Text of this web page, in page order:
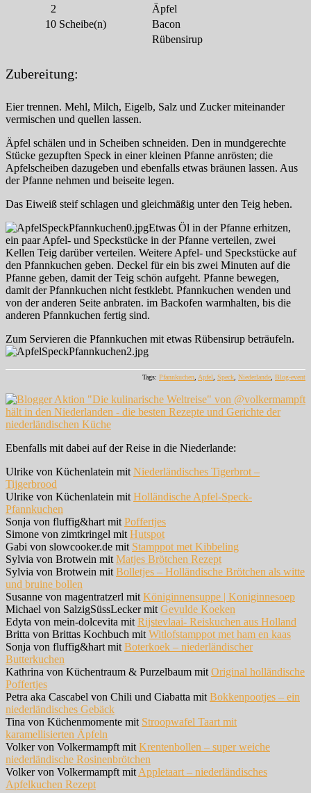
2
Äpfel
10 Scheibe(n)
Bacon
Rübensirup
Zubereitung:
Eier trennen. Mehl, Milch, Eigelb, Salz und Zucker miteinander
vermischen und quellen lassen.
Äpfel schälen und in Scheiben schneiden. Den in mundgerechte
Stücke gezupften Speck in einer kleinen Pfanne anrösten; die
Apfelscheiben dazugeben und ebenfalls etwas bräunen lassen. Aus
der Pfanne nehmen und beiseite legen.
Das Eiweiß steif schlagen und gleichmäßig unter den Teig heben.
Etwas Öl in der Pfanne erhitzen,
ein paar Apfel- und Speckstücke in der Pfanne verteilen, zwei
Kellen Teig darüber verteilen. Weitere Apfel- und Speckstücke auf
den Pfannkuchen geben. Deckel für ein bis zwei Minuten auf die
Pfanne geben, damit der Teig schön aufgeht. Pfanne bewegen,
damit der Pfannkuchen nicht festklebt. Pfannkuchen wenden und
von der anderen Seite anbraten. im Backofen warmhalten, bis die
anderen Pfannkuchen fertig sind.
Zum Servieren die Pfannkuchen mit etwas Rübensirup beträufeln.
Tags: Pfannkuchen Apfel Speck Niederlande Blog-event
Ebenfalls mit dabei auf der Reise in die Niederlande:
Ulrike von Küchenlatein mit Niederländisches Tigerbrot –
Tijgerbrood
Ulrike von Küchenlatein mit Holländische Apfel-Speck-
Pfannkuchen
Sonja von fluffig&hart mit Poffertjes
Simone von zimtkringel mit Hutspot
Gabi von slowcooker.de mit Stamppot met Kibbeling
Sylvia von Brotwein mit Matjes Brötchen Rezept
Sylvia von Brotwein mit Bolletjes – Holländische Brötchen als witte
und bruine bollen
Susanne von magentratzerl mit Königinnensuppe | Koniginnesoep
Michael von SalzigSüssLecker mit Gevulde Koeken
Edyta von mein-dolcevita mit Rijstevlaai- Reiskuchen aus Holland
Britta von Brittas Kochbuch mit Witlofstamppot met ham en kaas
Sonja von fluffig&hart mit Boterkoek – niederländischer
Butterkuchen
Kathrina von Küchentraum & Purzelbaum mit Original holländische
Poffertjes
Petra aka Cascabel von Chili und Ciabatta mit Bokkenpootjes – ein
niederländisches Gebäck
Tina von Küchenmomente mit Stroopwafel Taart mit
karamellisierten Äpfeln
Volker von Volkermampft mit Krentenbollen – super weiche
niederländische Rosinenbrötchen
Volker von Volkermampft mit Appletaart – niederländisches
Apfelkuchen Rezept